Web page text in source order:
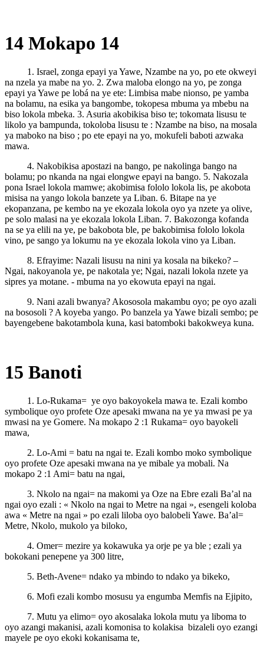
14 Mokapo 14
1. Israel, zonga epayi ya Yawe, Nzambe na yo, po ete okweyi
na nzela ya mabe na yo. 2. Zwa maloba elongo na yo, pe zonga
epayi ya Yawe pe lobá na ye ete: Limbisa mabe nionso, pe yamba
na bolamu, na esika ya bangombe, tokopesa mbuma ya mbebu na
biso lokola mbeka. 3. Asuria akobikisa biso te; tokomata lisusu te
likolo ya bampunda, tokoloba lisusu te : Nzambe na biso, na mosala
ya maboko na biso ; po ete epayi na yo, mokufeli baboti azwaka
mawa.
4. Nakobikisa apostazi na bango, pe nakolinga bango na
bolamu; po nkanda na ngai elongwe epayi na bango. 5. Nakozala
pona Israel lokola mamwe; akobimisa fololo lokola lis, pe akobota
misisa na yango lokola banzete ya Liban. 6. Bitape na ye
ekopanzana, pe kembo na ye ekozala lokola oyo ya nzete ya olive,
pe solo malasi na ye ekozala lokola Liban. 7. Bakozonga kofanda
na se ya elili na ye, pe bakobota ble, pe bakobimisa fololo lokola
vino, pe sango ya lokumu na ye ekozala lokola vino ya Liban.
8. Efrayime: Nazali lisusu na nini ya kosala na bikeko? –
Ngai, nakoyanola ye, pe nakotala ye; Ngai, nazali lokola nzete ya
sipres ya motane. - mbuma na yo ekowuta epayi na ngai.
9. Nani azali bwanya? Akososola makambu oyo; pe oyo azali
na bososoli ? A koyeba yango. Po banzela ya Yawe bizali sembo; pe
bayengebene bakotambola kuna, kasi batomboki bakokweya kuna.
15 Banoti
1. Lo-Rukama= ye oyo bakoyokela mawa te. Ezali kombo
symbolique oyo profete Oze apesaki mwana na ye ya mwasi pe ya
mwasi na ye Gomere. Na mokapo 2 :1 Rukama= oyo bayokeli
mawa,
2. Lo-Ami = batu na ngai te. Ezali kombo moko symbolique
oyo profete Oze apesaki mwana na ye mibale ya mobali. Na
mokapo 2 :1 Ami= batu na ngai,
3. Nkolo na ngai= na makomi ya Oze na Ebre ezali Ba’al na
ngai oyo ezali : « Nkolo na ngai to Metre na ngai », esengeli koloba
awa « Metre na ngai » po ezali liloba oyo balobeli Yawe. Ba’al=
Metre, Nkolo, mukolo ya biloko,
4. Omer= mezire ya kokawuka ya orje pe ya ble ; ezali ya
bokokani penepene ya 300 litre,
5. Beth-Avene= ndako ya mbindo to ndako ya bikeko,
6. Mofi ezali kombo mosusu ya engumba Memfis na Ejipito,
7. Mutu ya elimo= oyo akosalaka lokola mutu ya liboma to
oyo azangi makanisi, azali komonisa to kolakisa bizaleli oyo ezangi
mayele pe oyo ekoki kokanisama te,